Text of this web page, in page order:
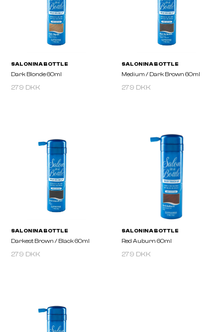
Dark Blonde 60ml
279 DKK
SALON IN A BOTTLE
Medium / Dark Brown
279 DKK
279 DKK 279 DKK